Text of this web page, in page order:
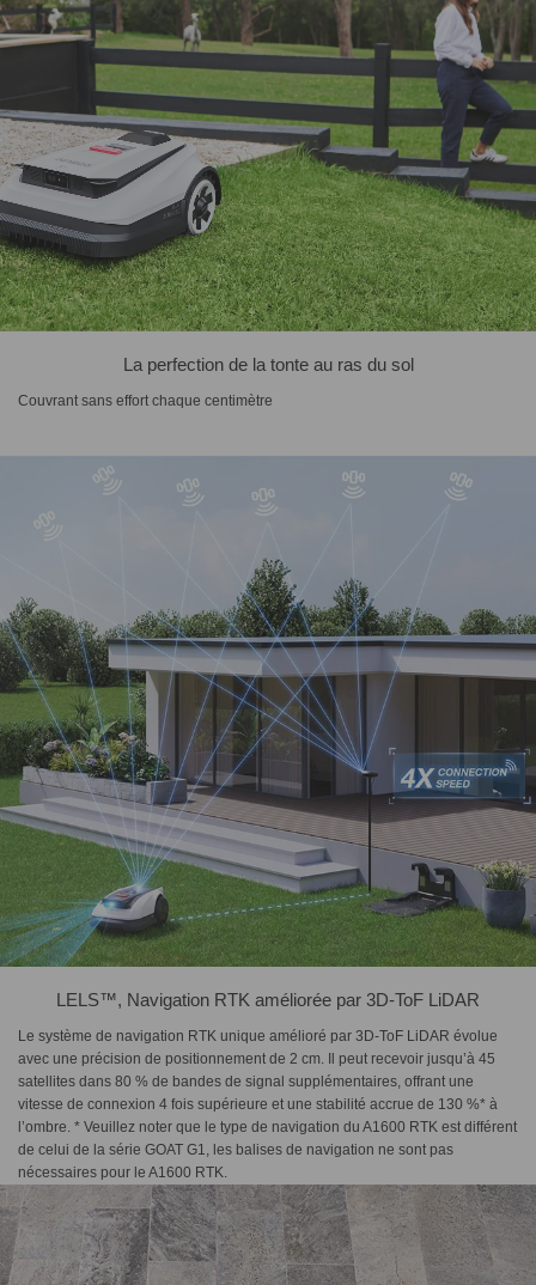
La perfection de la tonte au ras du sol
Couvrant sans effort chaque centimètre
LELS™, Navigation RTK améliorée par 3D-ToF LiDAR
Le système de navigation RTK unique amélioré par 3D-ToF LiDAR évolue
avec une précision de positionnement de 2 cm. Il peut recevoir jusqu’à 45
satellites dans 80 % de bandes de signal supplémentaires, offrant une
vitesse de connexion 4 fois supérieure et une stabilité accrue de 130 %* à
l’ombre. * Veuillez noter que le type de navigation du A1600 RTK est différent
de celui de la série GOAT G1, les balises de navigation ne sont pas
nécessaires pour le A1600 RTK.